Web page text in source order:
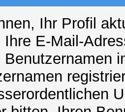
Ihr Profil
Ihre E-Mail-
Benutzernamen